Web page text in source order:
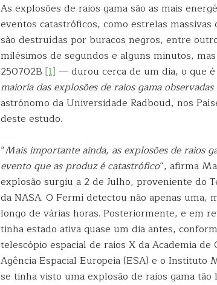
As explosões de raios gama são as mais
eventos catastróficos, como estrelas
são destruídas por buracos negros, entre
milésimos de segundos e alguns minutos,
250702B [1] — durou cerca de um dia, o que é
maioria das explosões de raios gama
astrónomo da Universidade Radboud, nos
deste estudo.
“Mais importante ainda, as explosões de raios
evento que as produz é catastrófico“, afirma
explosão surgiu a 2 de Julho, proveniente do
da NASA. O Fermi detectou não apenas uma,
longo de várias horas. Posteriormente, e em
tinha estado ativa quase um dia antes,
telescópio espacial de raios X da Academia
Agência Espacial Europeia (ESA) e o
se tinha visto uma explosão de raios gama tão